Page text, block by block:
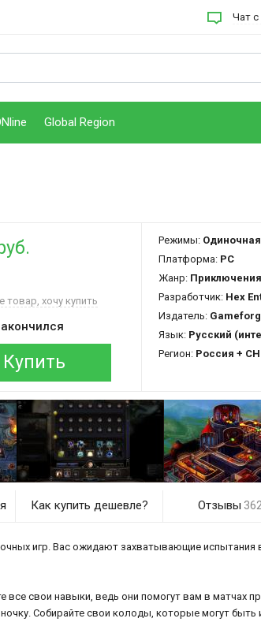
Чат с
Global Region
товар, хочу купить
Купить
Режимы:
Платформа: PC
Жанр:
Разработчик: Hex
Издатель:
Язык: Русский
Регион: Россия +
Как купить дешевле? Отзывы
игр. Вас ожидают захватывающие испытания
свои навыки, ведь они помогут вам в матчах
Собирайте свои колоды, которые могут быть